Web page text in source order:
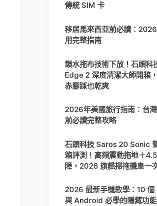
傳統 SIM 卡
移居馬來西亞前必讀：
用完整指南
鎖水拖布技術下放！石頭科
Edge 2 深度清潔大師開箱
赤腳踩也乾爽
2026年美國旅行指南：台
前必讀完整攻略
石頭科技 Saros 20 Sonic
箱評測！高頻震動拖地＋
障，2026 旗艦掃拖機皇一
2026 最新手機教學：10
與 Android 必學的隱藏功